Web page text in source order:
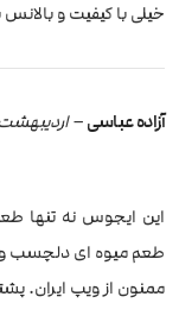
خیلی با کیفیت و
آزاده عباسی– اردیبهشت 2,
این ایجوس نه تنها
طعم میوه ای دلچسب
ممنون از ویپ ایران.